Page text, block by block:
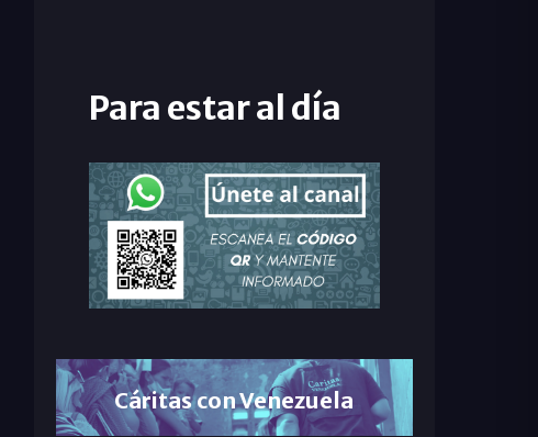
Para estar al día
Cáritas con Venezuela